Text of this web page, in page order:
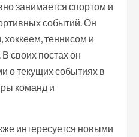
занимается спортом и
событий. Он
хоккеем, теннисом и
своих постах он
о текущих событиях в
команд и
интересуется новыми